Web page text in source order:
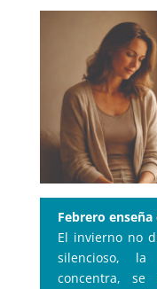
Febrero
El invierno no
silencioso,
concentra, se